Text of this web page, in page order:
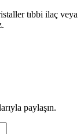
tıbbi ilaç veya
paylaşın.